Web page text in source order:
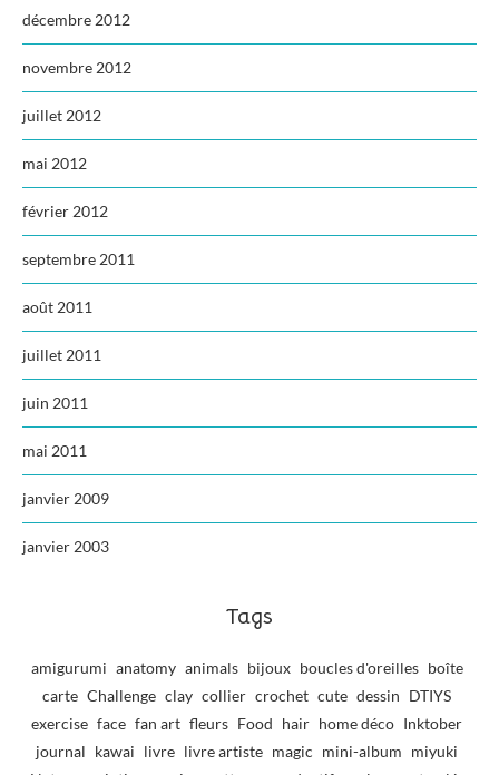
décembre 2012
novembre 2012
juillet 2012
mai 2012
février 2012
septembre 2011
août 2011
juillet 2011
juin 2011
mai 2011
janvier 2009
janvier 2003
Tags
amigurumi anatomy animals bijoux boucles d'oreilles boîte
carte Challenge clay collier crochet cute dessin DTIYS
exercise face fan art fleurs Food hair home déco Inktober
journal kawai livre livre artiste magic mini-album miyuki